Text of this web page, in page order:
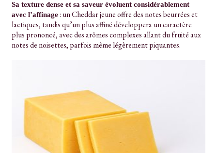
Sa texture dense et sa saveur évoluent considérablement
avec l’affinage: un Cheddar jeune offre des notes beurrées et
lactiques, tandis qu’un plus affiné développera un caractère
plus prononcé, avec des arômes complexes allant du fruité aux
notes de noisettes, parfois même légèrement piquantes.